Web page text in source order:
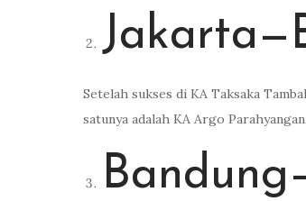
Setelah sukses di KA Taksaka
satunya adalah KA Argo